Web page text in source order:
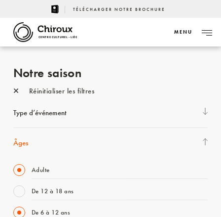
TÉLÉCHARGER NOTRE BROCHURE
CENTRE CULTUREL - LIÈGE
MENU
Notre saison
Réinitialiser les filtres
Type d’événement
Âges
Adulte
De 12 à 18 ans
De 6 à 12 ans